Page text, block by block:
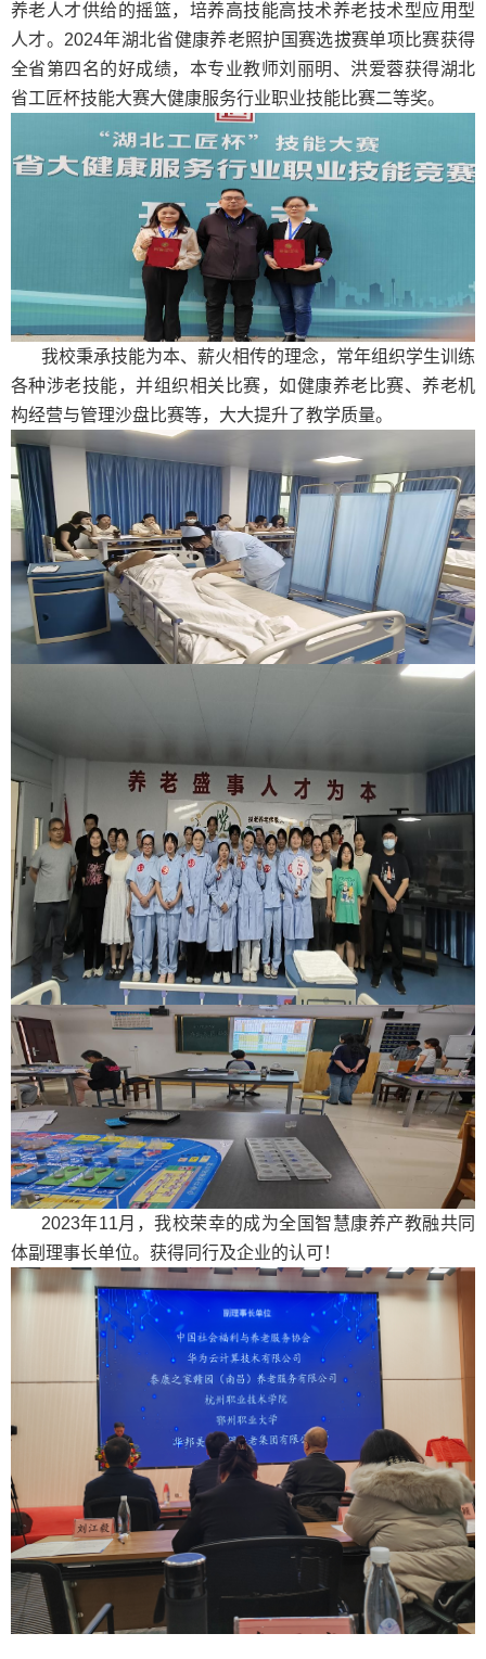
养老人才供给的摇篮，培养高技能高技术养老技术型应用型
人才。 2024年湖北省健康养老照护国赛选拔赛单项比赛获得
全省第四名的好成绩，本专业教师刘丽明、洪爱蓉获得湖北
省工匠杯技能大赛大健康服务行业职业技能比赛二等奖。
我校秉承技能为本、薪火相传的理念，常年组织学生训练
各种涉老技能，并组织相关比赛，如健康养老比赛、养老机
构经营与管理沙盘比赛等，大大提升了教学质量。
2023年11月，我校荣幸的成为全国智慧康养产教融共同
体副理事长单位。获得同行及企业的认可！